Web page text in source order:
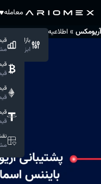
معامله
بازار حرفه ای
ابزار های
آریومکس »اطلاعیه‌های آریومکس »